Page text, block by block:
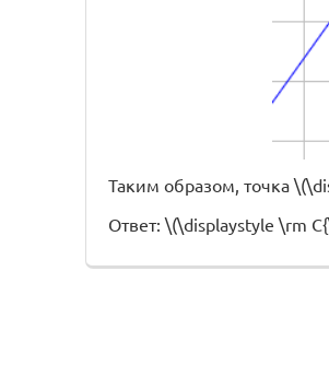
Таким образом, точка
Ответ: \(\displaystyle \rm